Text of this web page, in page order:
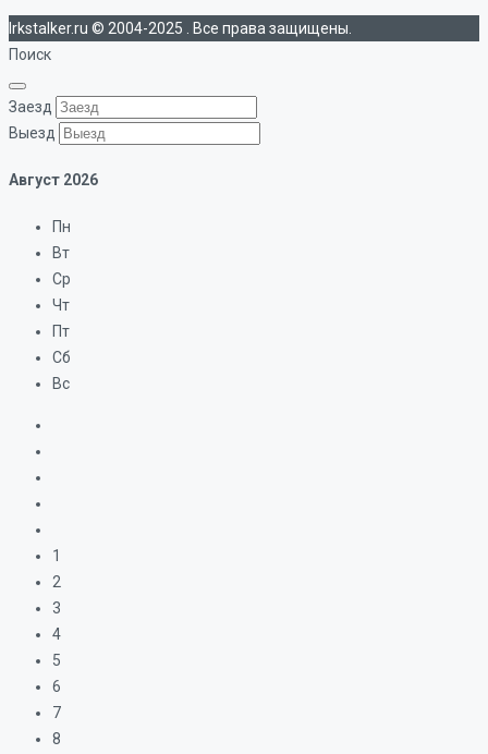
Irkstalker.ru © 2004-2025 . Все права защищены.
Поиск
Заезд
Выезд
Август 2026
Пн
Вт
Ср
Чт
Пт
Сб
Вс
1
2
3
4
5
6
7
8